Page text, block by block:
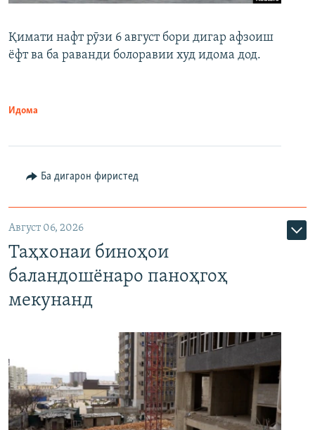
Қимати нафт рӯзи 6 август бори дигар афзоиш
ёфт ва ба раванди болоравии худ идома дод.
Идома
Ба дигарон фиристед
Август 06, 2026
Таҳхонаи биноҳои
баландошёнаро паноҳгоҳ
мекунанд